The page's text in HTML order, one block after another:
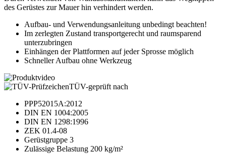
des Gerüstes zur Mauer hin verhindert werden.
Aufbau- und Verwendungsanleitung unbedingt beachten!
Im zerlegten Zustand transportgerecht und raumsparend
unterzubringen
Einhängen der Plattformen auf jeder Sprosse möglich
Schneller Aufbau ohne Werkzeug
TÜV-geprüft nach
PPP52015A:2012
DIN EN 1004:2005
DIN EN 1298:1996
ZEK 01.4-08
Gerüstgruppe 3
Zulässige Belastung 200 kg/m²